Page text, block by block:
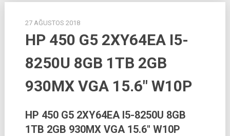
27 AĞUSTOS 2018
HP 450 G5 2XY64EA I5-
8250U 8GB 1TB 2GB
930MX VGA 15.6″ W10P
HP 450 G5 2XY64EA I5-8250U 8GB
1TB 2GB 930MX VGA 15.6″ W10P